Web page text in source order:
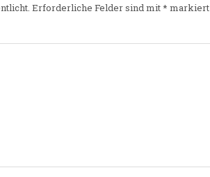
Erforderliche Felder sind mit* markiert